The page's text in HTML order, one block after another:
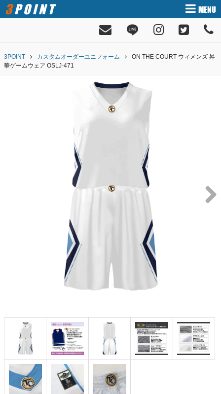
3POINT MENU
3POINT カスタムオーダーユニフォーム
ON THE COURT ウィメンズ 昇
華ゲームウェア OSLJ-471